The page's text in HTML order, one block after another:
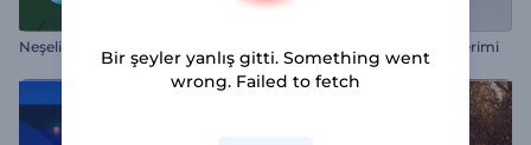
Neşeli Noel Animasyonları Dönen Yarıküre Logo Gösterimi
Bir şeyler yanlış gitti. Something went
wrong. Failed to fetch